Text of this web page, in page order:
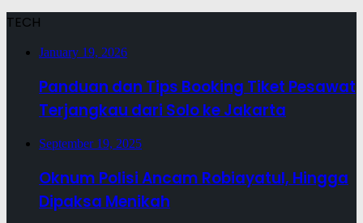
TECH
January 19, 2026
Panduan dan Tips Booking Tiket Pesawat
Terjangkau dari Solo ke Jakarta
September 19, 2025
Oknum Polisi Ancam Robiayatul, Hingga
Dipaksa Menikah